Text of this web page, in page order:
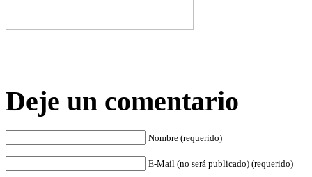
Deje un comentario
Nombre (requerido)
E-Mail (no será publicado) (requerido)